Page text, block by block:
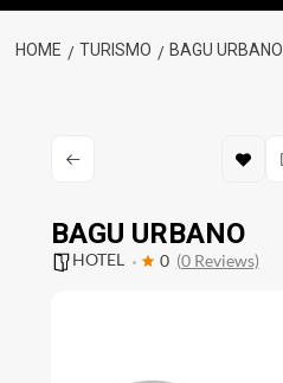
HOME TURISMO BAGU URBANO
BAGU URBANO
HOTEL 0 (0 Reviews)